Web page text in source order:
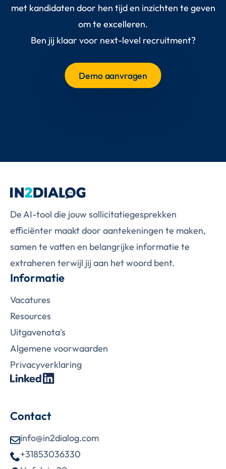
met kandidaten door hen tijd en inzichten te geven
om te excelleren.
Ben jij klaar voor next-level recruitment?
Demo aanvragen
De AI-tool die jouw sollicitatiegesprekken
efficiënter maakt door aantekeningen te maken,
samen te vatten en belangrijke informatie te
extraheren terwijl jij aan het woord bent.
Informatie
Vacatures
Resources
Uitgavenota's
Algemene voorwaarden
Privacy­­­­­verklaring­
Contact
info@in2dialog.com
+31853036330